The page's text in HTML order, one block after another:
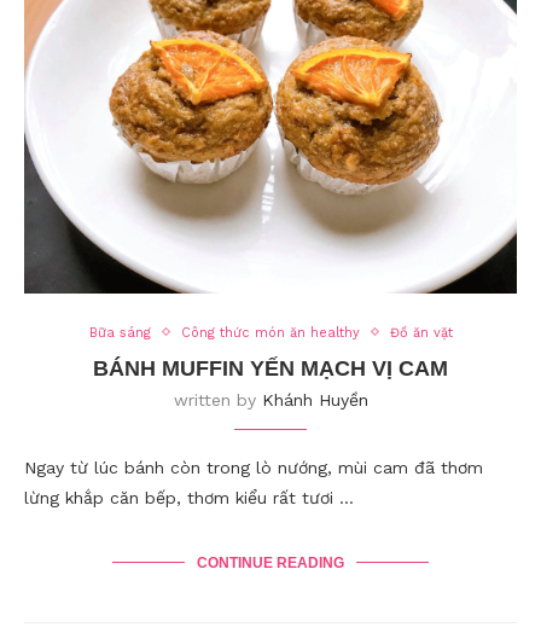
Bữa sáng Công thức món ăn healthy Đồ ăn vặt
BÁNH MUFFIN YẾN MẠCH VỊ CAM
written by Khánh Huyền
Ngay từ lúc bánh còn trong lò nướng, mùi cam đã thơm
lừng khắp căn bếp, thơm kiểu rất tươi …
CONTINUE READING